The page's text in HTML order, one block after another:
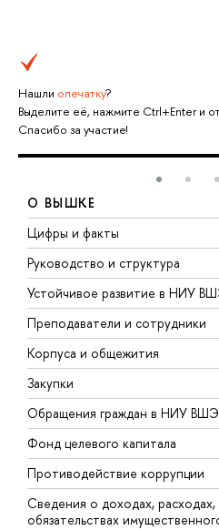
Нашли опечатку?
Выделите её, нажмите Ctrl+Enter и
Спасибо за участие!
О ВЫШКЕ
Цифры и факты
Руководство и структура
Устойчивое развитие в НИУ
Преподаватели и сотрудники
Корпуса и общежития
Закупки
Обращения граждан в НИУ ВШЭ
Фонд целевого капитала
Противодействие коррупции
Сведения о доходах,
обязательствах